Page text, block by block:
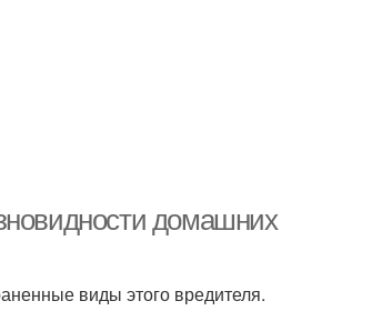
домашних
виды этого вредителя.